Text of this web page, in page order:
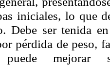
iniciales, lo que
Debe ser tenida
pérdida de peso,
puede mejorar